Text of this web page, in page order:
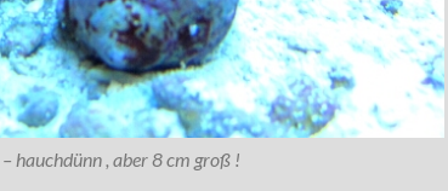
hauchdünn , aber 8 cm groß !